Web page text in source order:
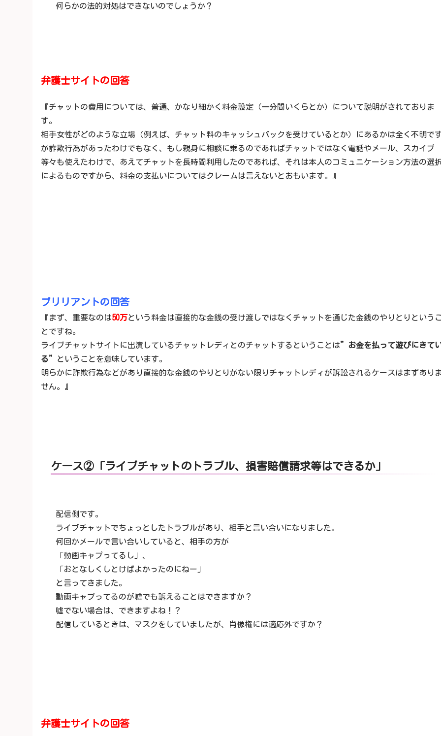
何らかの法的対処はできないのでしょうか？
弁護士サイトの回答
『チャットの費用については、普通、かなり細かく料金設定（一分間いくらとか）について説明がされておりま
す。
相手女性がどのような立場（例えば、チャット料のキャッシュバックを受けているとか）にあるかは全く不明で
が詐欺行為があったわけでもなく、もし親身に相談に乗るのであればチャットではなく電話やメール、スカイプ
等々も使えたわけで、あえてチャットを長時間利用したのであれば、それは本人のコミュニケーション方法の選
によるものですから、料金の支払いについてはクレームは言えないとおもいます。』
ブリリアントの回答
『まず、重要なのは50万という料金は直接的な金銭の受け渡しではなくチャットを通じた金銭のやりとりという
とですね。
ライブチャットサイトに出演しているチャットレディとのチャットするということは”お金を払って遊びにきて
る”
ということを意味しています。
明らかに詐欺行為などがあり直接的な金銭のやりとりがない限りチャットレディが訴訟されるケースはまずあり
せん。』
ケース②「ライブチャットのトラブル、損害賠償請求等はできるか」
配信側です。
ライブチャットでちょっとしたトラブルがあり、相手と言い合いになりました。
何回かメールで言い合いしていると、相手の方が
「動画キャプってるし」、
「おとなしくしとけばよかったのにねー」
と言ってきました。
動画キャプってるのが嘘でも訴えることはできますか？
嘘でない場合は、できますよね！？
配信しているときは、マスクをしていましたが、肖像権には適応外ですか？
弁護士サイトの回答